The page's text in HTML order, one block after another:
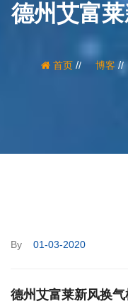
德州艾富
首页/ 博客 /
By 01-03-2020
德州艾富莱新风换